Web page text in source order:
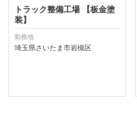
トラック整備工場 【板金塗
装】
勤務地
埼玉県さいたま市岩槻区